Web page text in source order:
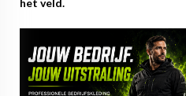
het veld.